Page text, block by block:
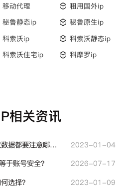
移动代理
租用国外ip
秘鲁静态ip
秘鲁原生ip
科索沃ip
科索沃静态ip
科索沃住宅ip
科摩罗ip
相关资讯
想要利用海外住宅代理高效数据都要注意哪些地方？
2023-01-04
于账号安全？
2026-07-17
选择？
2023-01-09